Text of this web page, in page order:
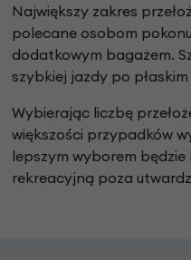
Największy zakres
polecane osobom
dodatkowym bagażem.
szybkiej jazdy po
Wybierając liczbę
większości przypadków
lepszym wyborem
rekreacyjną poza